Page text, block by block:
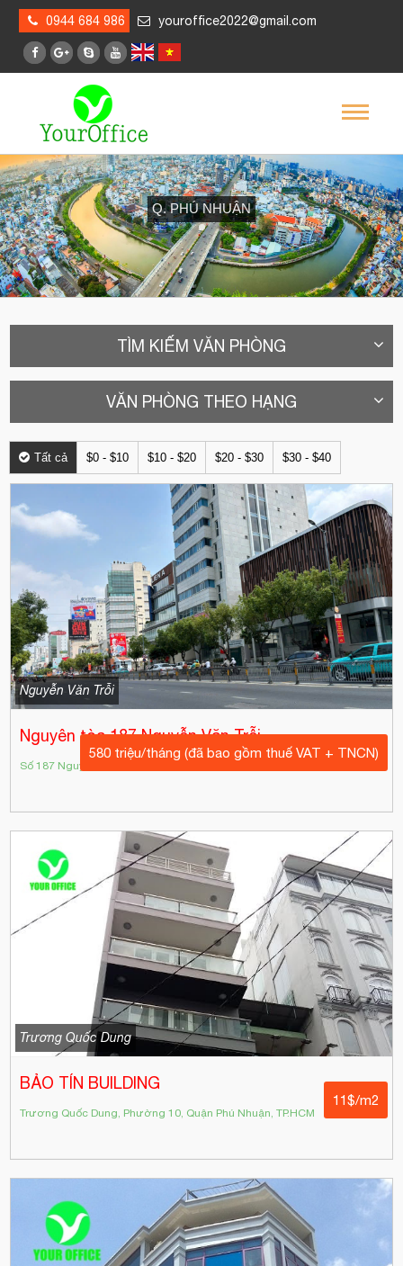
0944 684 986 youroffice2022@gmail.com
Q. PHÚ NHUẬN
TÌM KIẾM VĂN PHÒNG
VĂN PHÒNG THEO HẠNG
Tất cả $0 - $10 $10 - $20 $20 - $30 $30 - $40
Nguyễn Văn Trỗi
Nguyên tòa 187 Nguyễn Văn Trỗi
Số 187 Nguyễn Văn Trỗi, Phường 10, Quận Phú Nhuận
580 triệu/tháng (đã bao gồm thuế VAT + TNCN)
Trương Quốc Dung
BẢO TÍN BUILDING
Trương Quốc Dung, Phường 10, Quận Phú Nhuận, TP.HCM
11$/m2